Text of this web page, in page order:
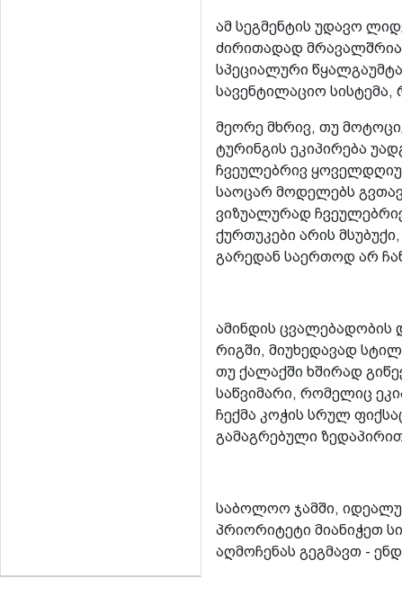
ამ სეგმენტის უდავო
ძირითადად
სპეციალური
სავენტილაციო სისტემა,
მეორე მხრივ, თუ
ტურინგის ეკიპირება
ჩვეულებრივ
საოცარ მოდელებს
ვიზუალურად
ქურთუკები არის
გარედან საერთოდ არ
ამინდის ცვალებადობის
რიგში, მიუხედავად
თუ ქალაქში ხშირად
საწვიმარი, რომელიც
ჩექმა კოჭის სრულ
გამაგრებული
საბოლოო ჯამში,
პრიორიტეტი მიანიჭეთ
აღმოჩენას გეგმავთ -